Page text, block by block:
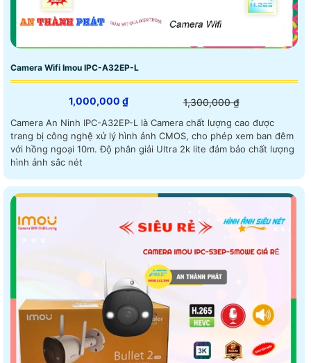
Camera Wifi Imou IPC-A32EP-L
1,000,000 ₫ 1,300,000 ₫
Camera An Ninh IPC-A32EP-L là Camera chất lượng cao được
trang bị công nghệ xử lý hình ảnh CMOS, cho phép xem ban đêm
với hồng ngoại 10m. Độ phân giải Ultra 2k lite đảm bảo chất lượng
hình ảnh sắc nét